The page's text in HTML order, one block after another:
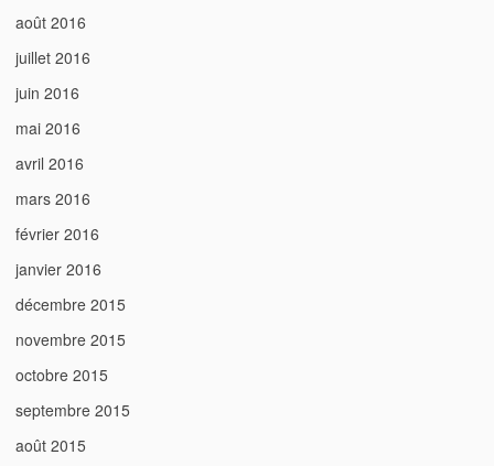
août 2016
juillet 2016
juin 2016
mai 2016
avril 2016
mars 2016
février 2016
janvier 2016
décembre 2015
novembre 2015
octobre 2015
septembre 2015
août 2015